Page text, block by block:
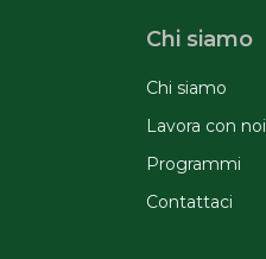
Chi siamo
Chi siamo
Lavora con noi
Programmi
Contattaci